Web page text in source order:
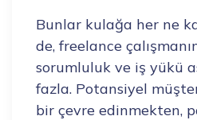
Bunlar kulağa her ne
de, freelance
sorumluluk ve iş yükü
fazla. Potansiyel
bir çevre edinmekten,